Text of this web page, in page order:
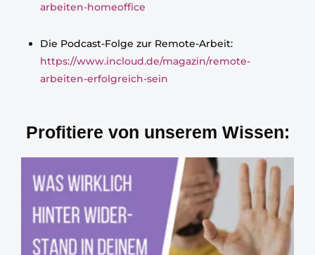
arbeiten-homeoffice
Die Podcast-Folge zur Remote-Arbeit:
https://www.incloud.de/magazin/remote-
arbeiten-erfolgreich-sein
Profitiere von unserem Wissen: